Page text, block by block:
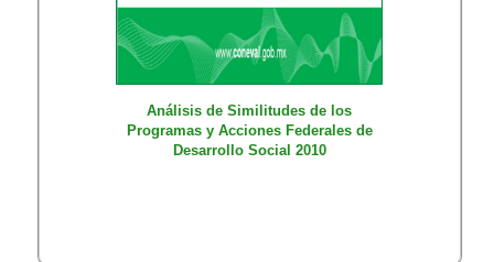
Análisis de Similitudes de los
Programas y Acciones Federales de
Desarrollo Social 2010